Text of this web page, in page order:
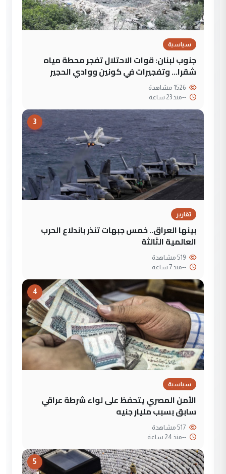
سياسية
جنوب لبنان: قوات الاحتلال تفجر محطة مياه
شقرا… وتفجيرات في كونين ووادي الحجير
--منذ 23 ساعة
3
تقارير
بينها العراق.. خمس جبهات تنذر باندلاع الحرب
العالمية الثالثة
--منذ 7 ساعة
4
سياسية
الأمن المصري يتحفظ على لواء شرطة عراقي
سابق بسبب مليار جنيه
--منذ 24 ساعة
5